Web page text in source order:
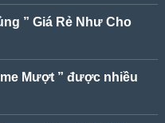
” Giá Rẻ Như Cho
Mượt ” được nhiều